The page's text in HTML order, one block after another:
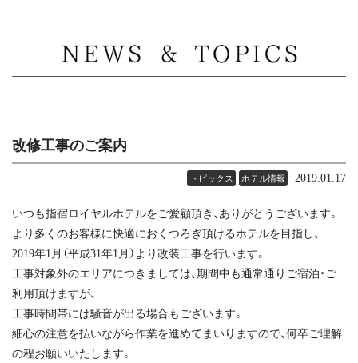
改修工事のご案内
トピックス ホテル情報 2019.01.17
いつも指宿ロイヤルホテルをご愛顧頂き、ありがとうございます。
より多くのお客様に快適におくつろぎ頂けるホテルを目指し、
2019年1月（平成31年1月）より改装工事を行います。
工事対象外のエリアにつきましては、期間中も通常通りご宿泊・ご
利用頂けますが、
工事時間帯には騒音が出る場合もございます。
細心の注意を払いながら作業を進めてまいりますので、何卒ご理解
の程お願いいたします。